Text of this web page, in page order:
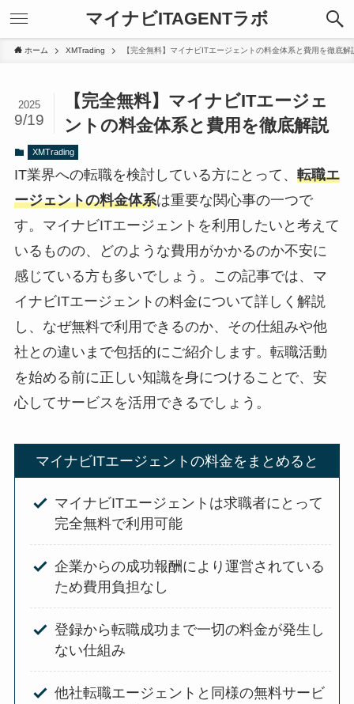
マイナビITAGENTラボ
ホーム XMTrading 【完全無料】マイナビITエージェントの料金体系と費用を徹底解
【完全無料】マイナビITエージェ
ントの料金体系と費用を徹底解説
2025
9/19
XMTrading
IT業界への転職を検討している方にとって、 転職エ
ージェントの料金体系は重要な関心事の一つで
す。 マイナビITエージェントを利用したいと考えて
いるものの、どのような費用がかかるのか不安に
感じている方も多いでしょう。この記事では、 マ
イナビITエージェントの料金について詳しく解説
し、なぜ無料で利用できるのか、その仕組みや他
社との違いまで包括的にご紹介します。転職活動
を始める前に正しい知識を身につけることで、安
心してサービスを活用できるでしょう。
マイナビITエージェントの料金をまとめると
マイナビITエージェントは求職者にとって
完全無料で利用可能
企業からの成功報酬により運営されている
ため費用負担なし
登録から転職成功まで一切の料金が発生し
ない仕組み
他社転職エージェントと同様の無料サービ